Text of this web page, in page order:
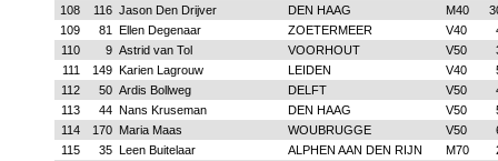
108
116 Jason Den Drijver DEN HAAG M40
109
81 Ellen Degenaar ZOETERMEER V40
110
9 Astrid van Tol VOORHOUT V50
111
149 Karien Lagrouw LEIDEN V40
112
50 Ardis Bollweg DELFT V50
113
44 Nans Kruseman DEN HAAG V50
114
170 Maria Maas WOUBRUGGE V50
115
35 Leen Buitelaar ALPHEN AAN DEN RIJN M70